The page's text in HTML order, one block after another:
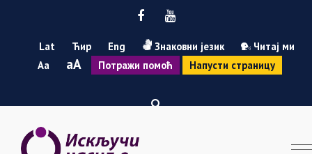
FacebookYoutube
Lat Ћир Eng Знаковни језик
Читај ми
ASmanjiAPovećaj
Потражи помоћ Напусти страницу